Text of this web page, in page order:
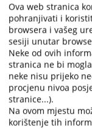
Ova web stranica
pohranjivati i
browsera i vašeg
sesiji unutar
Neke od ovih
stranica ne bi
neke nisu prijeko
procjenu nivoa
stranice...).
Na ovom mjestu
korištenje tih